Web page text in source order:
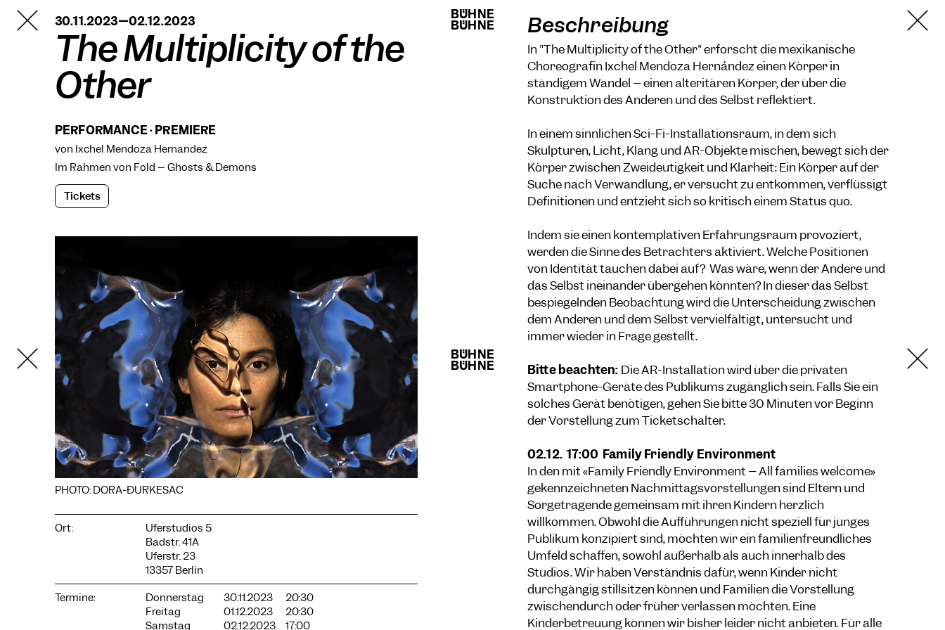
TANZFABRIK
BERLIN
BÜHNE
BÜHNE
BÜHNE
BÜHNE
30.11.2023—02.12.2023
The Multiplicity of the
Other
PERFORMANCE · PREMIERE
von Ixchel Mendoza Hernández
Im Rahmen von Fold – Ghosts & Demons
Tickets
PHOTO: DORA-ĐURKESAC
Ort:
Uferstudios 5
Badstr. 41A
Uferstr. 23
13357 Berlin
Termine:
Donnerstag 30.11.2023
20:30
Freitag
01.12.2023
20:30
Samstag
02.12.2023 17:00
Beschreibung
In "The Multiplicity of the Other" erforscht die mexikanische
Choreografin Ixchel Mendoza Hernández einen Körper in
ständigem Wandel – einen alteritären Körper, der über die
Konstruktion des Anderen und des Selbst reflektiert.
In einem sinnlichen Sci-Fi-Installationsraum, in dem sich
Skulpturen, Licht, Klang und AR-Objekte mischen, bewegt sich der
Körper zwischen Zweideutigkeit und Klarheit: Ein Körper auf der
Suche nach Verwandlung, er versucht zu entkommen, verflüssigt
Definitionen und entzieht sich so kritisch einem Status quo.
Indem sie einen kontemplativen Erfahrungsraum provoziert,
werden die Sinne des Betrachters aktiviert. Welche Positionen
von Identität tauchen dabei auf? Was wäre, wenn der Andere und
das Selbst ineinander übergehen könnten? In dieser das Selbst
bespiegelnden Beobachtung wird die Unterscheidung zwischen
dem Anderen und dem Selbst vervielfältigt, untersucht und
immer wieder in Frage gestellt.
Bitte beachten: Die AR-Installation wird über die privaten
Smartphone-Geräte des Publikums zugänglich sein. Falls Sie ein
solches Gerät benötigen, gehen Sie bitte 30 Minuten vor Beginn
der Vorstellung zum Ticketschalter.
02.12. 17:00 Family Friendly Environment
In den mit «Family Friendly Environment – All families welcome»
gekennzeichneten Nachmittagsvorstellungen sind Eltern und
Sorgetragende gemeinsam mit ihren Kindern herzlich
willkommen. Obwohl die Aufführungen nicht speziell für junges
Publikum konzipiert sind, möchten wir ein familienfreundliches
Umfeld schaffen, sowohl außerhalb als auch innerhalb des
Studios. Wir haben Verständnis dafür, wenn Kinder nicht
durchgängig stillsitzen können und Familien die Vorstellung
zwischendurch oder früher verlassen möchten. Eine
Kinderbetreuung können wir bisher leider nicht anbieten. Für alle
COOKIE-EINSTELLUNGEN
unserer Website. Notwendige Cookies sind essenziell, damit
Sie die Website nutzen können. Andere Cookies helfen uns,
die Website weiterzuentwickeln. Sie können Ihre Einwilligung
jederzeit widerrufen. Bitte besuchen Sie unsere
Datenschutzerklärung für weitere Informationen. Unten
möchten.